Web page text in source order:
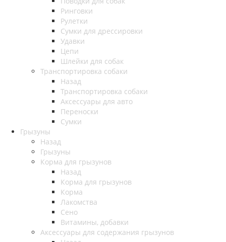
Ринговки
Рулетки
Сумки для дрессировки
Удавки
Цепи
Шлейки для собак
Транспортировка собаки
Назад
Транспортировка собаки
Аксессуары для авто
Переноски
Сумки
Грызуны
Назад
Грызуны
Корма для грызунов
Назад
Корма для грызунов
Корма
Лакомства
Сено
Витамины, добавки
Аксессуары для содержания грызунов